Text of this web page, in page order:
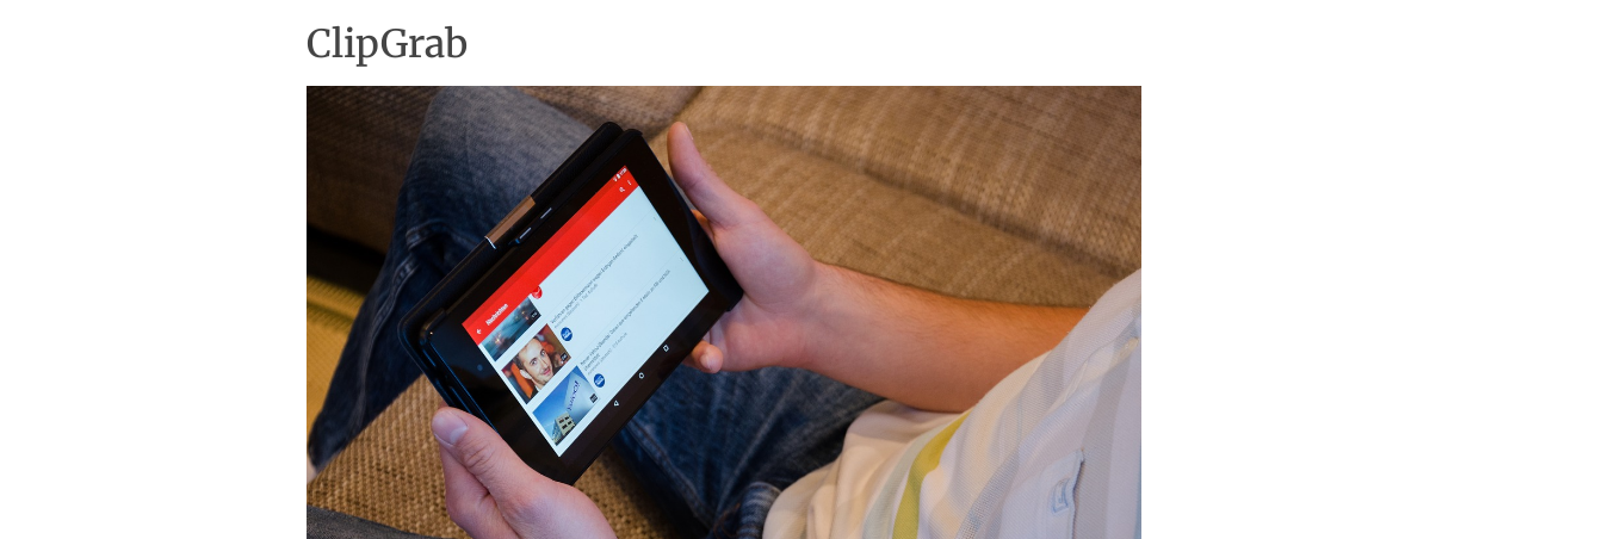
ClipGrab